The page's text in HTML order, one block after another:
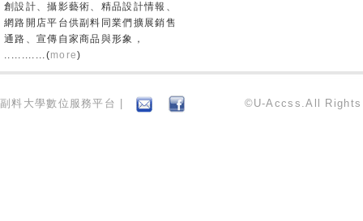
創設計、攝影藝術、精品設計情報、
網路開店平台供副料同業們擴展銷售
通路、宣傳自家商品與形象，
............(more)
副料大學數位服務平台 | ©U-Accss.All Rights